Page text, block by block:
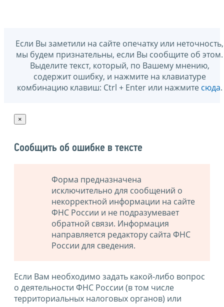
Если Вы заметили на сайте опечатку или неточность,
мы будем признательны, если Вы сообщите об этом.
Выделите текст, который, по Вашему мнению,
содержит ошибку, и нажмите на клавиатуре
комбинацию клавиш: Ctrl + Enter или нажмите сюда.
×
Сообщить об ошибке в тексте
Форма предназначена
исключительно для сообщений о
некорректной информации на сайте
ФНС России и не подразумевает
обратной связи. Информация
направляется редактору сайта ФНС
России для сведения.
Если Вам необходимо задать какой-либо вопрос
о деятельности ФНС России (в том числе
территориальных налоговых органов) или